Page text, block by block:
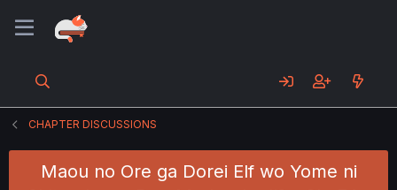
CHAPTER DISCUSSIONS
Maou no Ore ga Dorei Elf wo Yome ni